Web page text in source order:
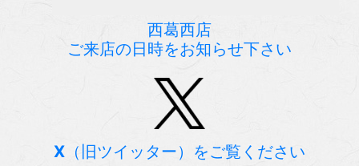
西葛西店
ご来店の日時をお知らせ下さい
X （旧ツイッター）をご覧ください